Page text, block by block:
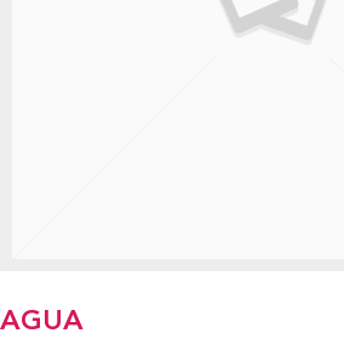
AGUA